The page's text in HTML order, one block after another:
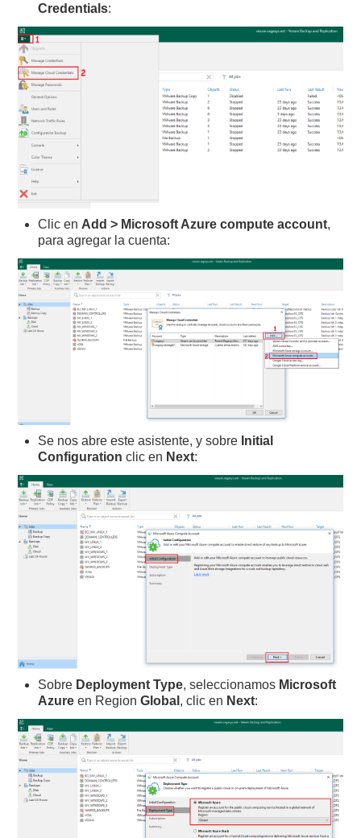
Credentials:
Clic en Add > Microsoft Azure compute account,
para agregar la cuenta:
Se nos abre este asistente, y sobre Initial
Configurationclic en Next:
Sobre Deployment Type, seleccionamos Microsoft
Azure en RegionGlobal , clic en Next: